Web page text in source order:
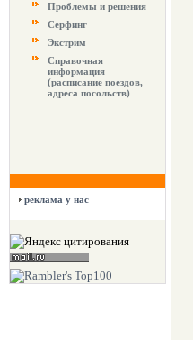
Проблемы и решения
Серфинг
Экстрим
Справочная
информация
(расписание поездов,
адреса посольств)
реклама у нас